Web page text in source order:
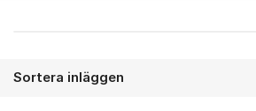
Sortera inläggen